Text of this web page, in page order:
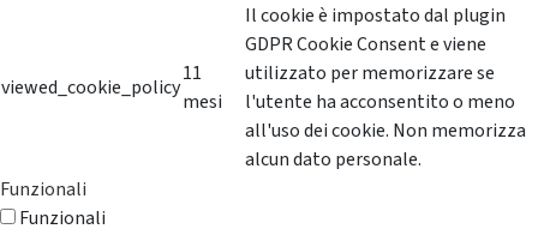
viewed_cookie_policy
11
mesi
Il cookie è impostato dal plugin
GDPR Cookie Consent e viene
utilizzato per memorizzare se
l'utente ha acconsentito o meno
all'uso dei cookie. Non memorizza
alcun dato personale.
Funzionali
Funzionali